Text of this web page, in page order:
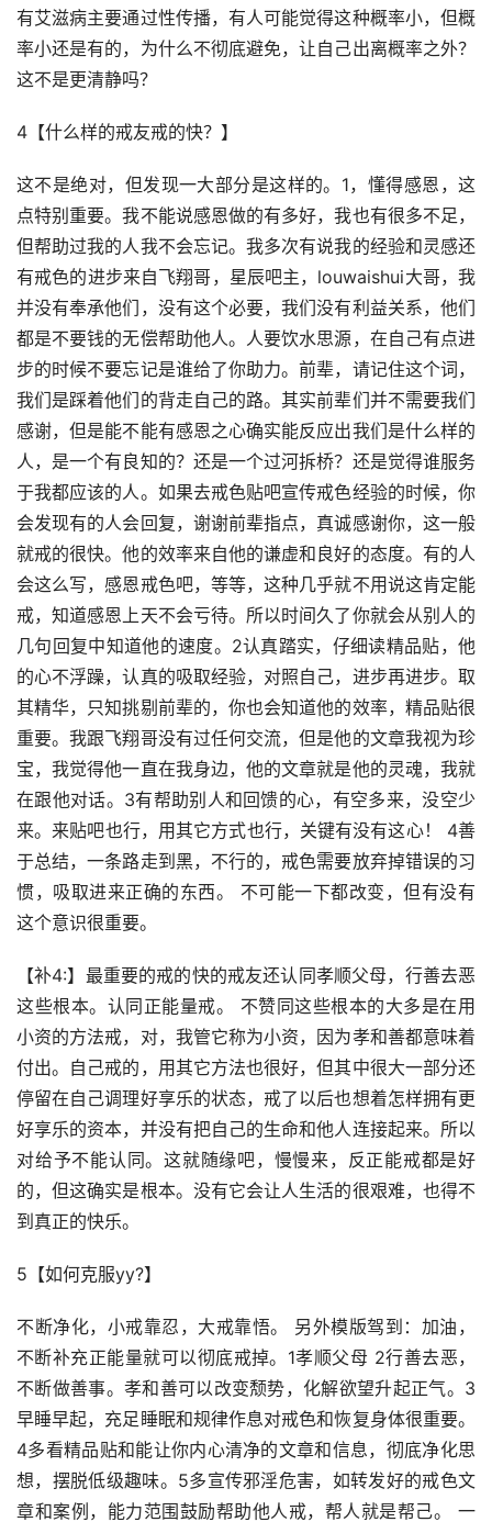
有艾滋病主要通过性传播，有人可能觉得这种概率小，但概
率小还是有的，为什么不彻底避免，让自己出离概率之外？
这不是更清静吗？
4【什么样的戒友戒的快？】
这不是绝对，但发现一大部分是这样的。1，懂得感恩，这
点特别重要。我不能说感恩做的有多好，我也有很多不足，
但帮助过我的人我不会忘记。我多次有说我的经验和灵感还
有戒色的进步来自飞翔哥，星辰吧主，louwaishui大哥，我
并没有奉承他们，没有这个必要，我们没有利益关系，他们
都是不要钱的无偿帮助他人。人要饮水思源，在自己有点进
步的时候不要忘记是谁给了你助力。前辈，请记住这个词，
我们是踩着他们的背走自己的路。其实前辈们并不需要我们
感谢，但是能不能有感恩之心确实能反应出我们是什么样的
人，是一个有良知的？还是一个过河拆桥？还是觉得谁服务
于我都应该的人。如果去戒色贴吧宣传戒色经验的时候，你
会发现有的人会回复，谢谢前辈指点，真诚感谢你，这一般
就戒的很快。他的效率来自他的谦虚和良好的态度。有的人
会这么写，感恩戒色吧，等等，这种几乎就不用说这肯定能
戒，知道感恩上天不会亏待。所以时间久了你就会从别人的
几句回复中知道他的速度。2认真踏实，仔细读精品贴，他
的心不浮躁，认真的吸取经验，对照自己，进步再进步。取
其精华，只知挑剔前辈的，你也会知道他的效率，精品贴很
重要。我跟飞翔哥没有过任何交流，但是他的文章我视为珍
宝，我觉得他一直在我身边，他的文章就是他的灵魂，我就
在跟他对话。3有帮助别人和回馈的心，有空多来，没空少
来。来贴吧也行，用其它方式也行，关键有没有这心！ 4善
于总结，一条路走到黑，不行的，戒色需要放弃掉错误的习
惯，吸取进来正确的东西。 不可能一下都改变，但有没有
这个意识很重要。
【补4:】最重要的戒的快的戒友还认同孝顺父母，行善去恶
这些根本。认同正能量戒。 不赞同这些根本的大多是在用
小资的方法戒，对，我管它称为小资，因为孝和善都意味着
付出。自己戒的，用其它方法也很好，但其中很大一部分还
停留在自己调理好享乐的状态，戒了以后也想着怎样拥有更
好享乐的资本，并没有把自己的生命和他人连接起来。所以
对给予不能认同。这就随缘吧，慢慢来，反正能戒都是好
的，但这确实是根本。没有它会让人生活的很艰难，也得不
到真正的快乐。
5【如何克服yy?】
不断净化，小戒靠忍，大戒靠悟。 另外模版驾到：加油，
不断补充正能量就可以彻底戒掉。1孝顺父母 2行善去恶，
不断做善事。孝和善可以改变颓势，化解欲望升起正气。3
早睡早起，充足睡眠和规律作息对戒色和恢复身体很重要。
4多看精品贴和能让你内心清净的文章和信息，彻底净化思
想，摆脱低级趣味。5多宣传邪淫危害，如转发好的戒色文
章和案例，能力范围鼓励帮助他人戒，帮人就是帮己。 一